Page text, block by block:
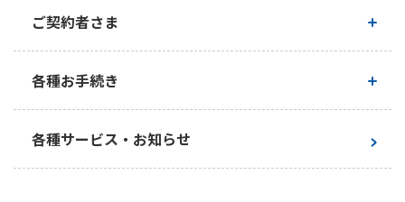
きっかけ・できごとから探す
マイページでできること
新規登録
学資保険
長寿支援保険
お見積りシミュレーション
資料請求
お役立ち情報
法人向け資料請求
医療
サステナビリティ
株主・投資家のみなさまへ
ご契約者さま
ご契約内容の確認
各種お手続き
お手続き一覧
各種サービス・お知らせ